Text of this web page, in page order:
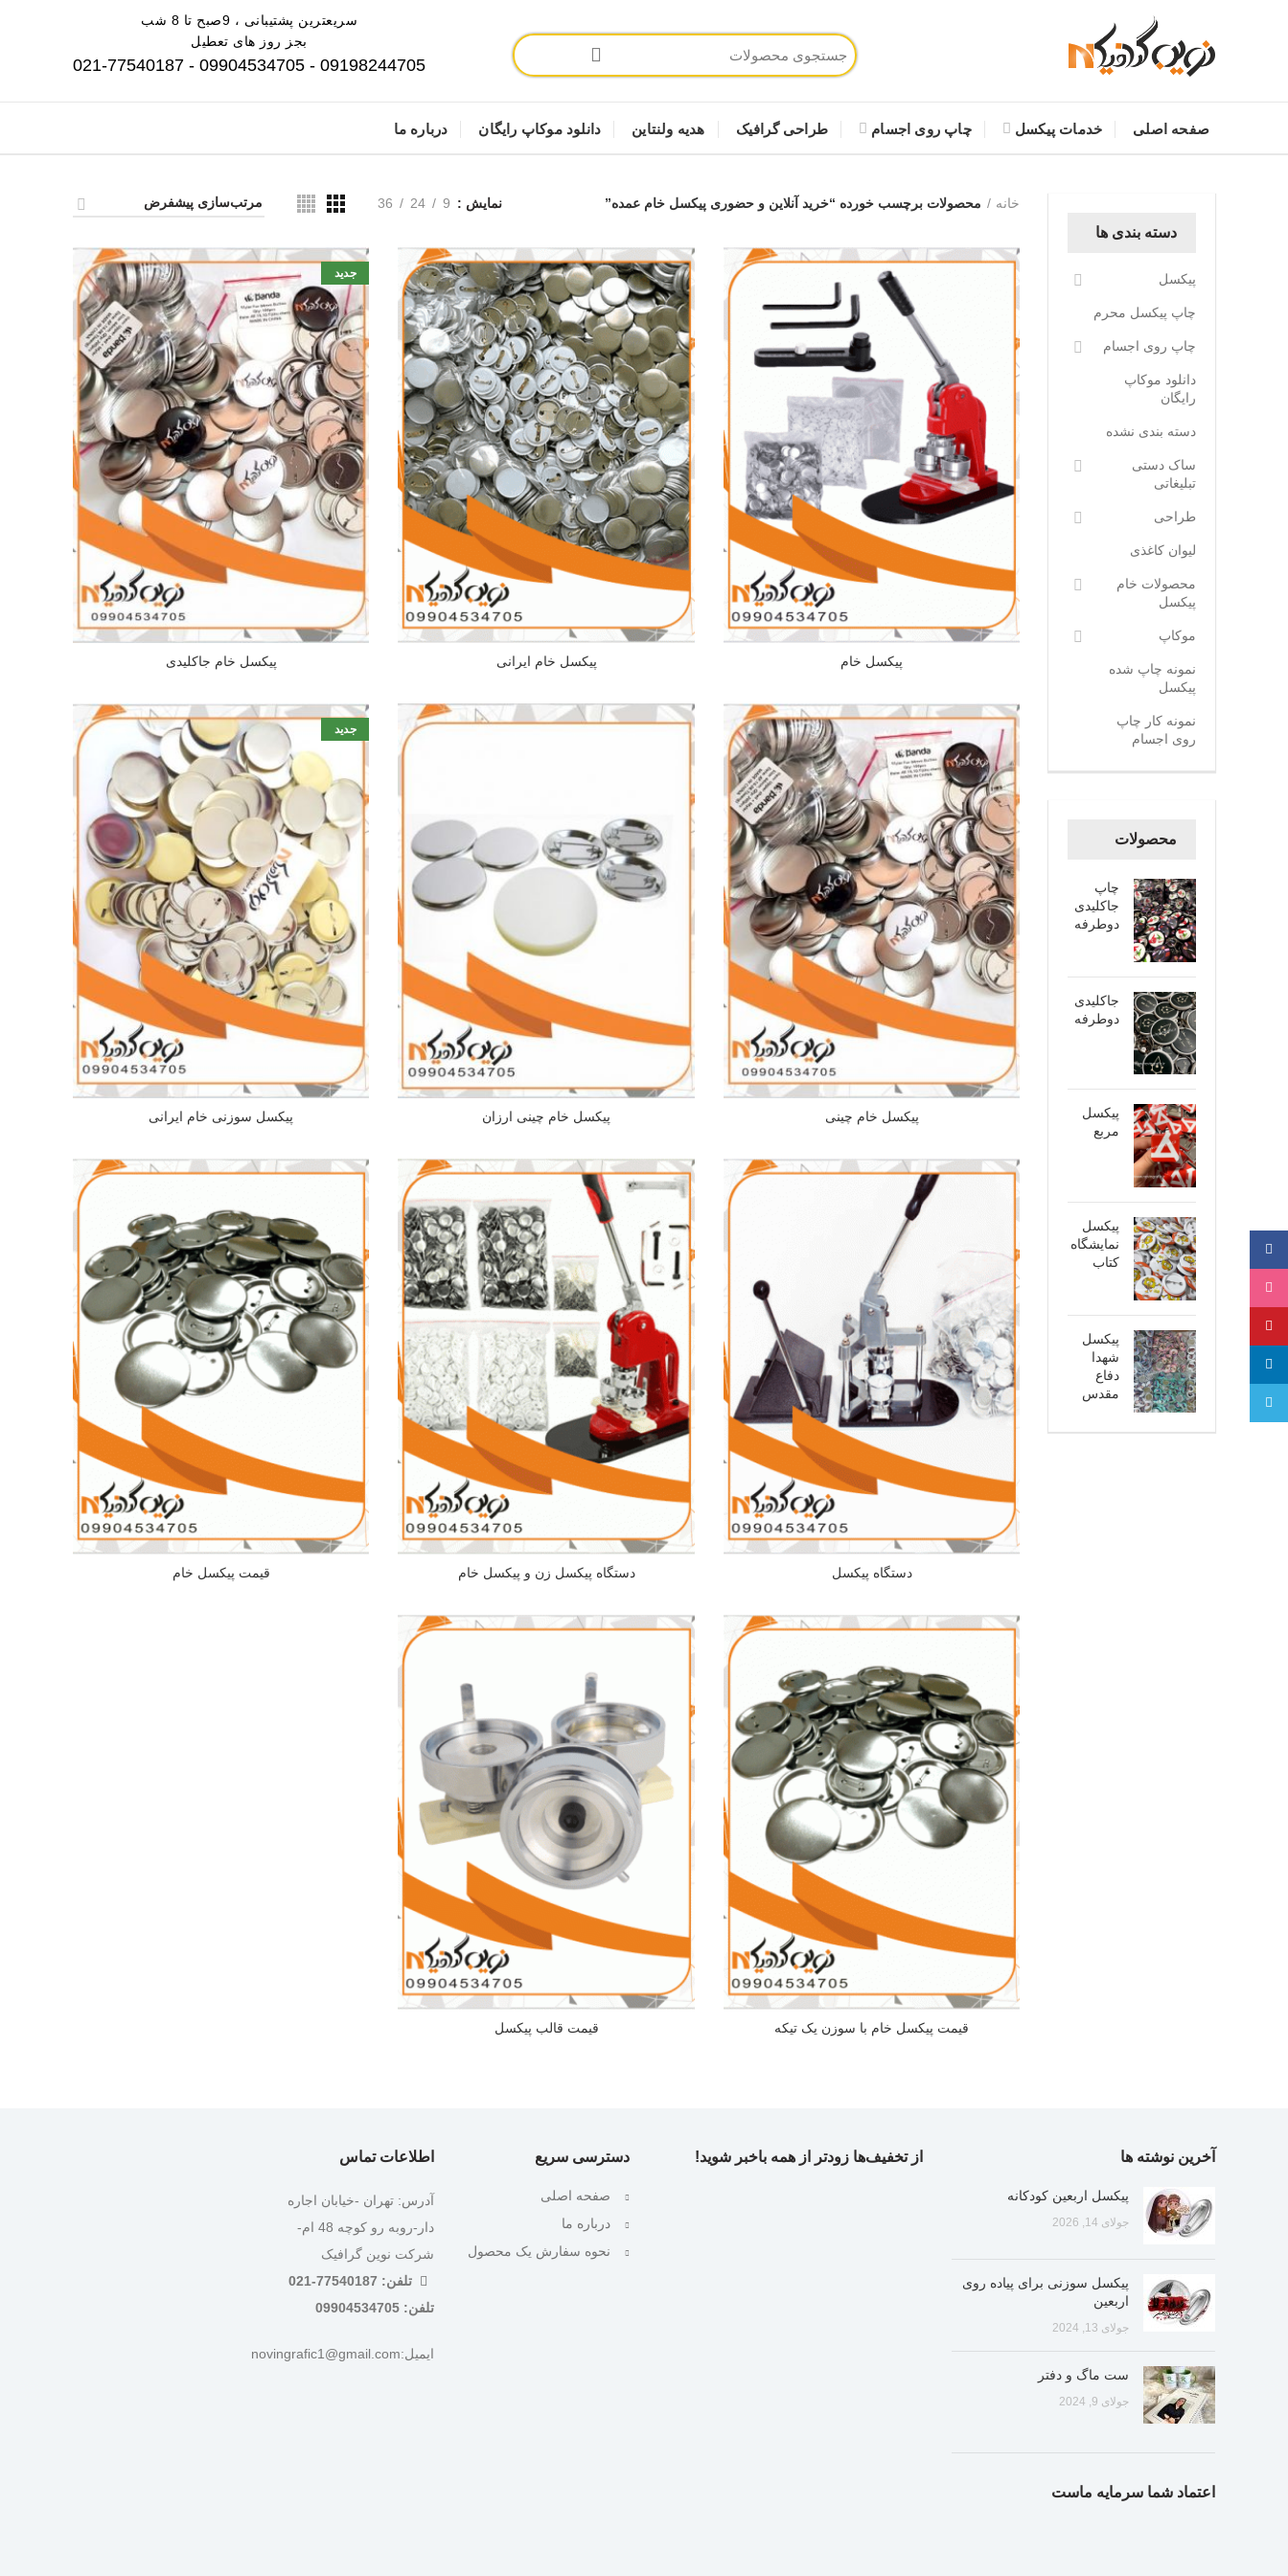
سریعترین پشتیبانی ، 9صبح تا 8 شب
بجز روز های تعطیل
09198244705 - 09904534705 - 021-77540187
صفحه اصلی خدمات پیکسل چاپ روی اجسام طراحی گرافیک هدیه ولنتاین دانلود موکاپ رایگان درباره ما
خانه محصولات برچسب خورده “خرید آنلاین و حضوری پیکسل خام عمده” نمایش 9
24
36
پیکسل خام پیکسل خام ایرانی
جدید
پیکسل خام جاکلیدی
پیکسل خام چینی پیکسل خام چینی ارزان
جدید
پیکسل سوزنی خام ایرانی
دستگاه پیکسل دستگاه پیکسل زن و پیکسل خام قیمت پیکسل خام
قیمت پیکسل خام با سوزن یک تیکه قیمت قالب پیکسل
دسته بندی ها
پیکسل
چاپ پیکسل محرم
چاپ روی اجسام
دانلود موکاپ
رایگان
دسته بندی نشده
ساک دستی
تبلیغاتی
طراحی
لیوان کاغذی
محصولات خام
پیکسل
موکاپ
نمونه چاپ شده
پیکسل
نمونه کار چاپ
روی اجسام
محصولات
چاپ
جاکلیدی
دوطرفه
جاکلیدی
دوطرفه
پیکسل
مربع
پیکسل
نمایشگاه
کتاب
پیکسل
شهدا
دفاع
مقدس
آخرین نوشته ها
پیکسل اربعین کودکانه
جولای 14, 2026
پیکسل سوزنی برای پیاده روی
اربعین
جولای 13, 2024
ست ماگ و دفتر
جولای 9, 2024
اعتماد شما سرمایه ماست
از تخفیف‌ها زودتر از همه باخبر شوید! دسترسی سریع
صفحه اصلی
درباره ما
نحوه سفارش یک محصول
اطلاعات تماس
آدرس: تهران -خیابان اجاره
دار-روبه رو کوچه 48 ام-
شرکت نوین گرافیک
تلفن: 77540187-021
تلفن: 09904534705
ایمیل:novingrafic1@gmail.com
فیسبوک
اینستاگرام
پینترست
لینکدین
تلگرام